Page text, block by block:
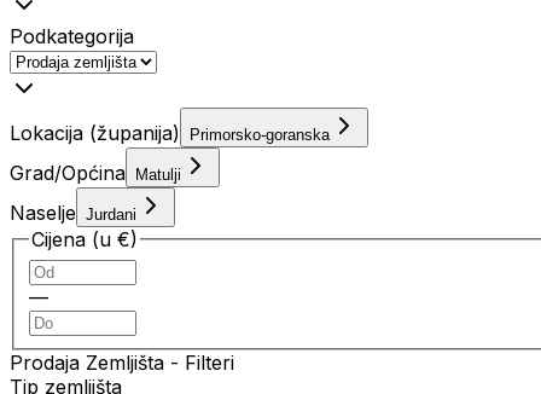
Podkategorija
Lokacija (županija) Primorsko-goranska
Grad/Općina Matulji
Naselje Jurdani
Cijena (u €)
—
Prodaja Zemljišta - Filteri
Tip zemljišta